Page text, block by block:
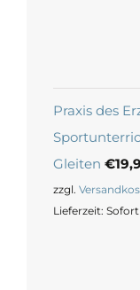
Praxis des
Gleiten €
zzgl.
Lieferzeit: